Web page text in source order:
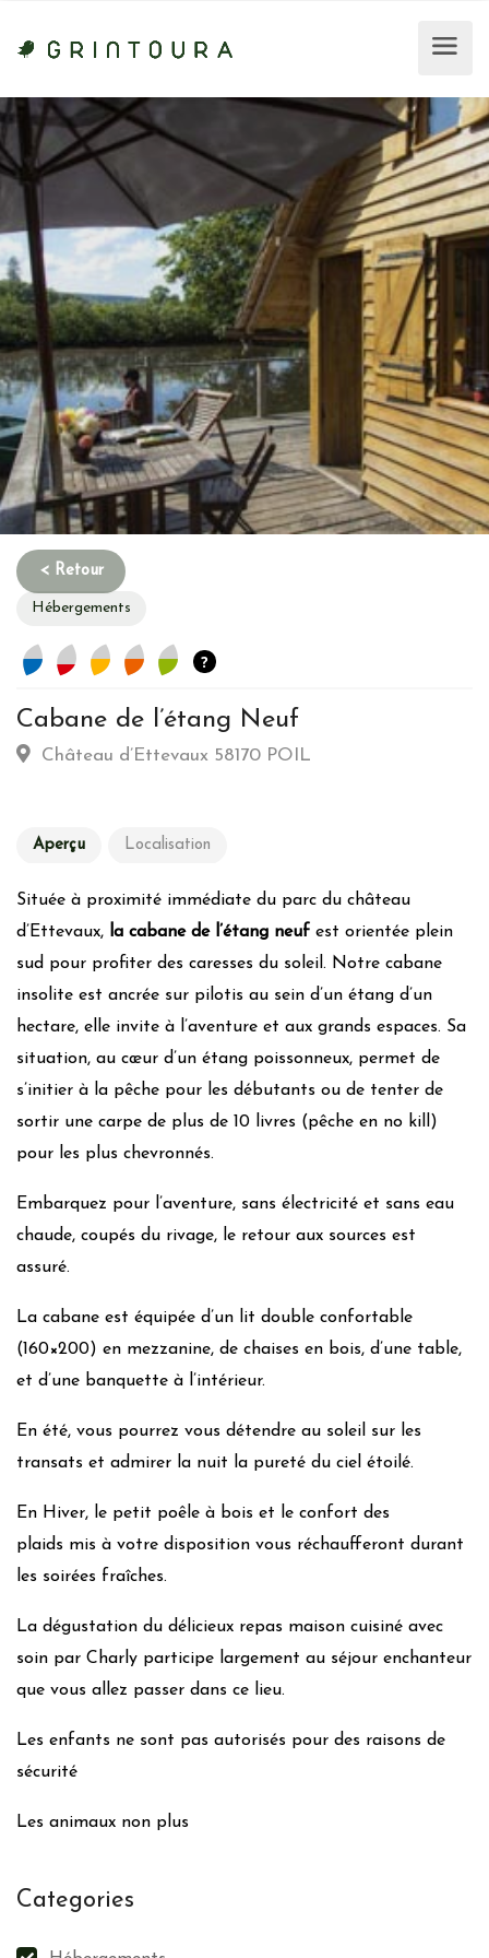
Hébergements
?
Habitation
Commune :
Parc urbain-Bord de fleuve/rivière intra
Energie
Peintures et enduits naturels
Jardin à impact environnemental positif
Chauffage :Absence de nécessité de chauffage et de
Utilisation produits bio
Produits locaux
Produits locaux bio
Alimentation végétarienne
WC secs / Eaux de pluie
Linge maison éco-responsable
Literie éco-responsable
Peinture/revêtement muraux/sols labellisés bio
Actions éco-responsables pour le transport du personnel
Gestion des déchets
Tri papier
Verre
Plastiques
Engagement zéro déchets
Cabane de l’étang Neuf
Château d’Ettevaux 58170 POIL
Aperçu Localisation
Située à proximité immédiate du parc du château
d’Ettevaux, la cabane de l’étang neuf est orientée plein
sud pour profiter des caresses du soleil. Notre cabane
insolite est ancrée sur pilotis au sein d’un étang d’un
hectare, elle invite à l’aventure et aux grands espaces. Sa
situation, au cœur d’un étang poissonneux, permet de
s’initier à la pêche pour les débutants ou de tenter de
sortir une carpe de plus de 10 livres (pêche en no kill)
pour les plus chevronnés.
Embarquez pour l’aventure, sans électricité et sans eau
chaude, coupés du rivage, le retour aux sources est
assuré.
La cabane est équipée d’un lit double confortable
(160×200) en mezzanine, de chaises en bois, d’une table,
et d’une banquette à l’intérieur.
En été, vous pourrez vous détendre au soleil sur les
transats et admirer la nuit la pureté du ciel étoilé.
En Hiver, le petit poêle à bois et le confort des
plaids mis à votre disposition vous réchaufferont durant
les soirées fraîches.
La dégustation du délicieux repas maison cuisiné avec
soin par Charly participe largement au séjour enchanteur
que vous allez passer dans ce lieu.
Les enfants ne sont pas autorisés pour des raisons de
sécurité
Les animaux non plus
Categories